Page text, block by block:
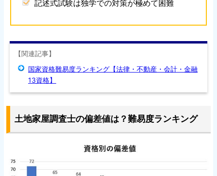
記述式試験は独学での対策が極めて困難
【関連記事】
国家資格難易度ランキング【法律・不動産・会計・金融
13資格】
土地家屋調査士の偏差値は？難易度ランキング